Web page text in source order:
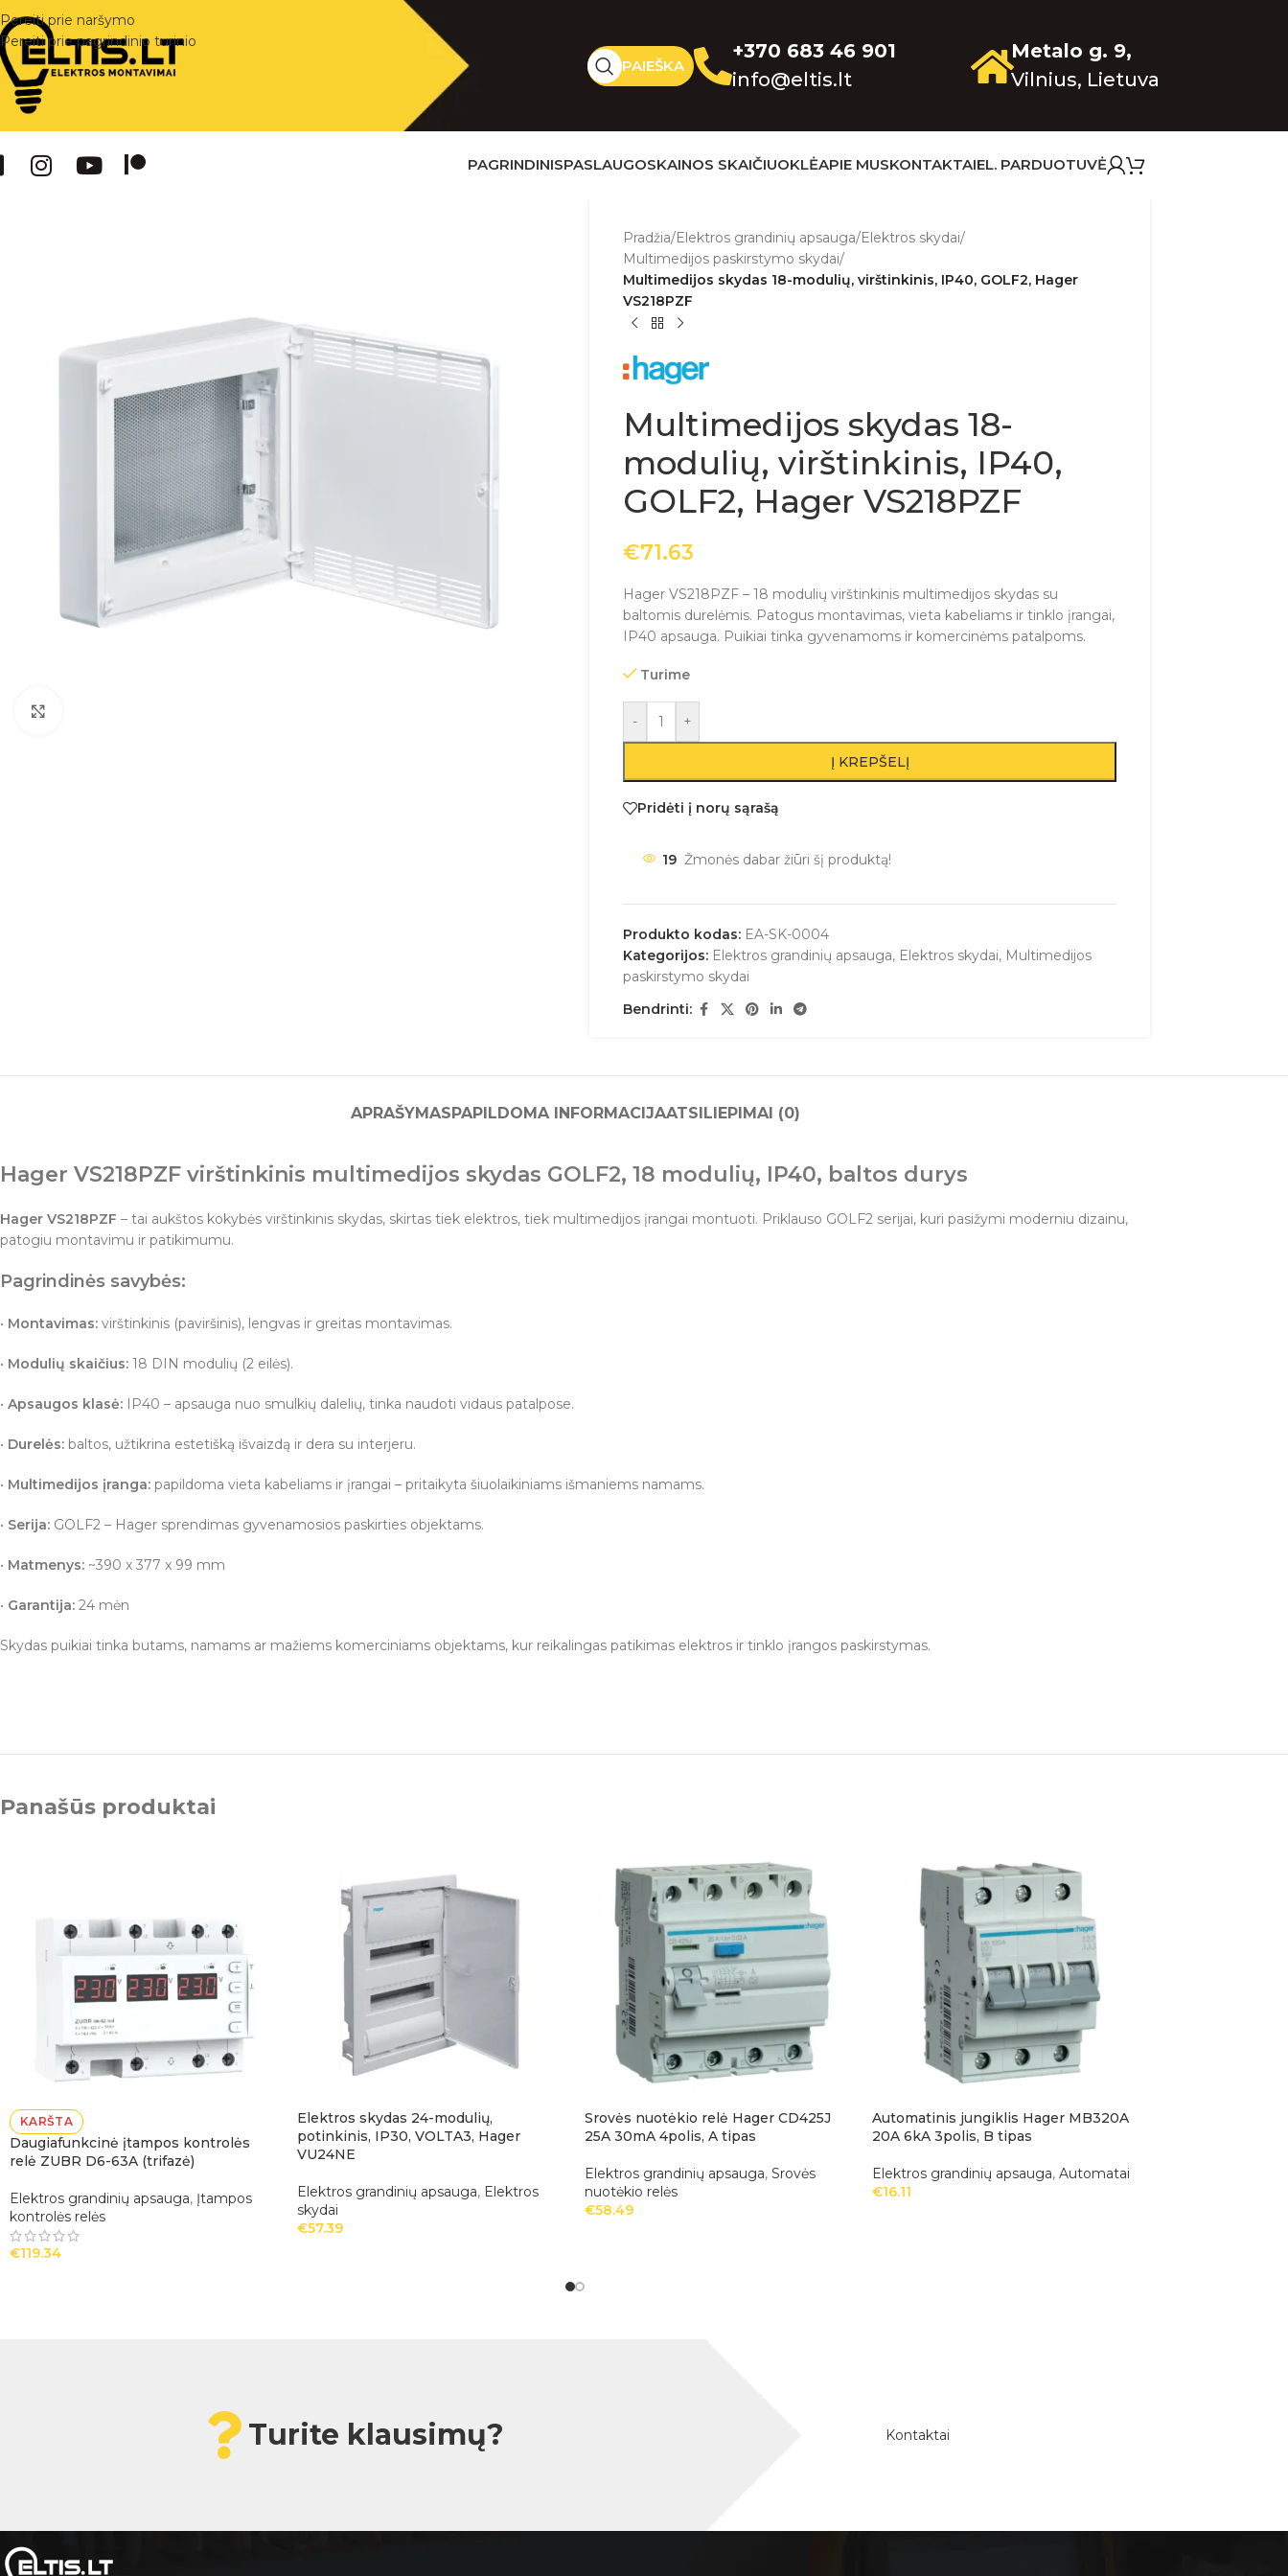
Pereiti prie naršymo
Pereiti prie pagrindinio turinio
PAIEŠKA
+370 683 46 901
info@eltis.lt
Metalo g. 9,
Vilnius, Lietuva
PAGRINDINISPASLAUGOSKAINOS SKAIČIUOKLĖAPIE MUSKONTAKTAIEL. PARDUOTUVĖ
Pradžia/Elektros grandinių apsauga/Elektros skydai/
Multimedijos paskirstymo skydai/
Multimedijos skydas 18-modulių, virštinkinis, IP40, GOLF2, Hager
VS218PZF
Multimedijos skydas 18-
modulių, virštinkinis, IP40,
GOLF2, Hager VS218PZF
€71.63
Hager VS218PZF – 18 modulių virštinkinis multimedijos skydas su
baltomis durelėmis. Patogus montavimas, vieta kabeliams ir tinklo įrangai,
IP40 apsauga. Puikiai tinka gyvenamoms ir komercinėms patalpoms.
Turime
- +
Į KREPŠELĮ
Pridėti į norų sąrašą
19 Žmonės dabar žiūri šį produktą!
Produkto kodas: EA-SK-0004
Kategorijos: Elektros grandinių apsauga, Elektros skydai, Multimedijos
paskirstymo skydai
Bendrinti:
APRAŠYMASPAPILDOMA INFORMACIJAATSILIEPIMAI (0)
Hager VS218PZF virštinkinis multimedijos skydas GOLF2, 18 modulių, IP40, baltos durys
Hager VS218PZF – tai aukštos kokybės virštinkinis skydas, skirtas tiek elektros, tiek multimedijos įrangai montuoti. Priklauso GOLF2 serijai, kuri pasižymi moderniu dizainu,
patogiu montavimu ir patikimumu.
Pagrindinės savybės:
• Montavimas: virštinkinis (paviršinis), lengvas ir greitas montavimas.
• Modulių skaičius: 18 DIN modulių (2 eilės).
• Apsaugos klasė: IP40 – apsauga nuo smulkių dalelių, tinka naudoti vidaus patalpose.
• Durelės: baltos, užtikrina estetišką išvaizdą ir dera su interjeru.
• Multimedijos įranga: papildoma vieta kabeliams ir įrangai – pritaikyta šiuolaikiniams išmaniems namams.
• Serija: GOLF2 – Hager sprendimas gyvenamosios paskirties objektams.
• Matmenys: ~390 x 377 x 99 mm
• Garantija: 24 mėn
Skydas puikiai tinka butams, namams ar mažiems komerciniams objektams, kur reikalingas patikimas elektros ir tinklo įrangos paskirstymas.
Panašūs produktai
KARŠTA
Daugiafunkcinė įtampos kontrolės
relė ZUBR D6-63A (trifazė)
Elektros grandinių apsauga, Įtampos
kontrolės relės
€119.34
Elektros skydas 24-modulių,
potinkinis, IP30, VOLTA3, Hager
VU24NE
Elektros grandinių apsauga, Elektros
skydai
€57.39
Srovės nuotėkio relė Hager CD425J
25A 30mA 4polis, A tipas
Elektros grandinių apsauga, Srovės
nuotėkio relės
€58.49
Automatinis jungiklis Hager MB320A
20A 6kA 3polis, B tipas
Elektros grandinių apsauga, Automatai
€16.11
Turite klausimų? Kontaktai